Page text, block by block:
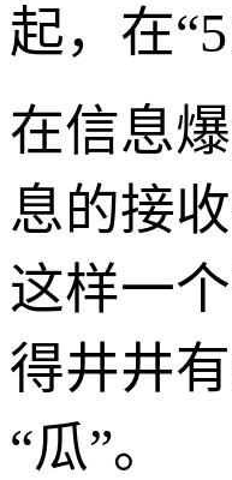
起，在
在信息
息的接
这样一
得井井
“瓜”。